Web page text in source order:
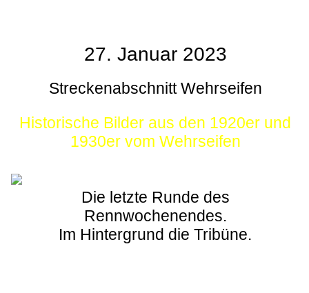
27. Januar 2023
Streckenabschnitt Wehrseifen
Historische Bilder aus den 1920er und
1930er vom Wehrseifen
Die letzte Runde des
Rennwochenendes.
Im Hintergrund die Tribüne.